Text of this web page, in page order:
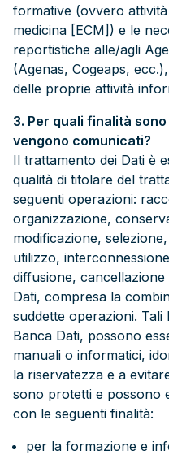
formative (ovvero
medicina [ECM]) e le
reportistiche alle/agli
(Agenas, Cogeaps,
delle proprie attività
3. Per quali finalità
vengono comunicati?
Il trattamento dei Dati è
qualità di titolare del
seguenti operazioni:
organizzazione,
modificazione,
utilizzo,
diffusione, cancellazione
Dati, compresa la
suddette operazioni.
Banca Dati, possono
manuali o informatici,
la riservatezza e a
sono protetti e possono
con le seguenti finalità:
per la formazione e